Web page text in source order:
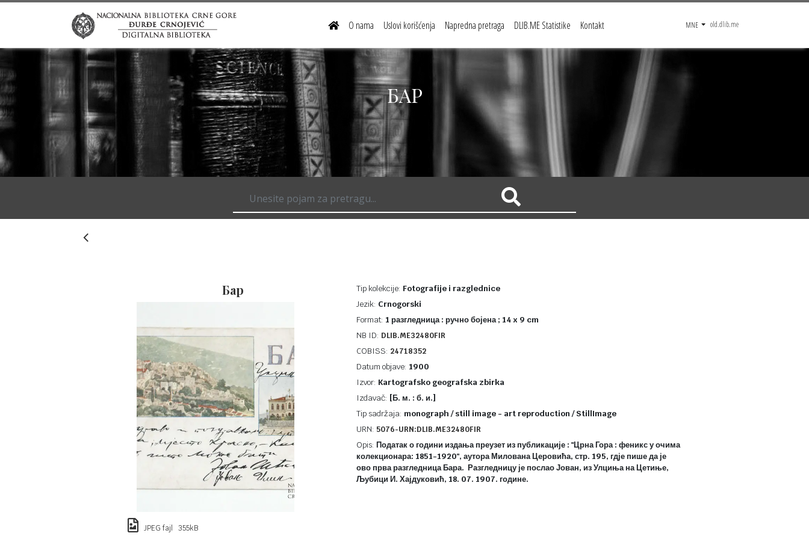
O nama Uslovi korišćenja Napredna pretraga DLIB.ME Statistike Kontakt MNE old.dlib.me
БАР
Бар
JPEG fajl 355kB
Tip kolekcije: Fotografije i razglednice
Jezik: Crnogorski
Format: 1 разгледница : ручно бојена ; 14 x 9 cm
NB ID: DLIB.ME32480FIR
COBISS: 24718352
Datum objave: 1900
Izvor: Kartografsko geografska zbirka
Izdavač: [Б. м. : б. и.]
Tip sadržaja: monograph / still image - art reproduction / StillImage
URN: 5076-URN:DLIB.ME32480FIR
Opis: Податак о години издања преузет из публикације : "Црна Гора : феникс у очима
колекционара: 1851-1920", аутора Милована Церовића, стр. 195, гдје пише да је
ово прва разгледница Бара. Разгледницу је послао Јован, из Улциња на Цетиње,
Љубици И. Хајдуковић, 18. 07. 1907. године.